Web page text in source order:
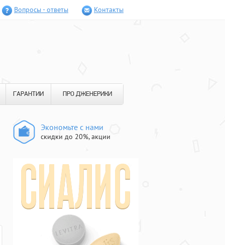
Вопросы - ответы Контакты
ГАРАНТИИ ПРО ДЖЕНЕРИКИ
Экономьте с нами
скидки до 20%, акции